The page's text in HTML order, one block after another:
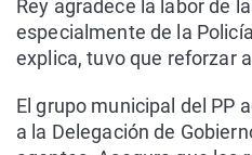
Rey agradece la labor de
especialmente de la
explica, tuvo que reforzar
El grupo municipal del PP
a la Delegación de